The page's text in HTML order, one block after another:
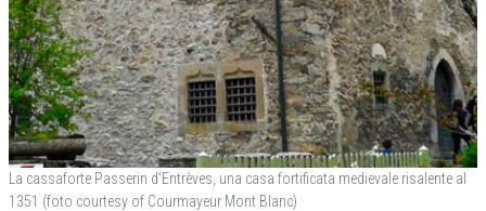
La cassaforte Passerin d’Entrèves, una casa fortificata medievale risalente al
1351 (foto courtesy of Courmayeur Mont Blanc)